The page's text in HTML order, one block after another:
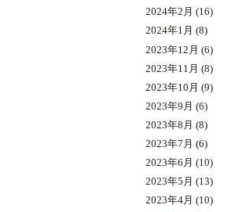
2024年2月 (16)
2024年1月 (8)
2023年12月 (6)
2023年11月 (8)
2023年10月 (9)
2023年9月 (6)
2023年8月 (8)
2023年7月 (6)
2023年6月 (10)
2023年5月 (13)
2023年4月 (10)